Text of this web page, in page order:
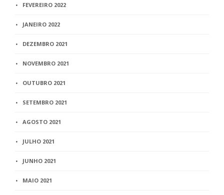
FEVEREIRO 2022
JANEIRO 2022
DEZEMBRO 2021
NOVEMBRO 2021
OUTUBRO 2021
SETEMBRO 2021
AGOSTO 2021
JULHO 2021
JUNHO 2021
MAIO 2021